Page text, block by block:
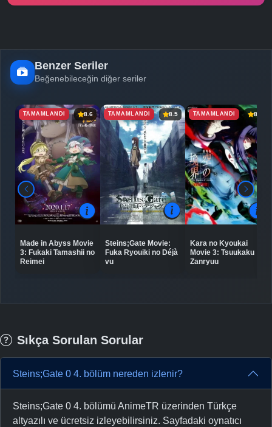
Benzer Seriler
Beğenebileceğin diğer seriler
TAMAMLANDI 8.6
Made in Abyss Movie
3: Fukaki Tamashii no
Reimei
TAMAMLANDI 8.5
Steins;Gate Movie:
Fuka Ryouiki no Déjà
vu
TAMAMLANDI 8.0
Kara no Kyoukai
Movie 3: Tsuukaku
Zanryuu
Sıkça Sorulan Sorular
Steins;Gate 0 4. bölüm nereden izlenir?
Steins;Gate 0 4. bölümü AnimeTR üzerinden Türkçe
altyazılı ve ücretsiz izleyebilirsiniz. Sayfadaki oynatıcı